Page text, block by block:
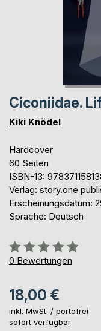
Ciconiidae.
Kiki Knödel
Hardcover
60 Seiten
ISBN-13:
Verlag: story.one
Erscheinungsdatum:
Sprache: Deutsch
Bewertung::
0%
0 Bewertungen
18,00 €
inkl. MwSt. / portofrei
sofort verfügbar